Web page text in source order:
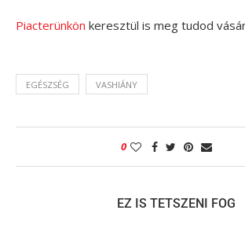
Piacterünkön keresztül is meg tudod
EGÉSZSÉG VASHIÁNY
0
EZ IS TETSZENI FOG